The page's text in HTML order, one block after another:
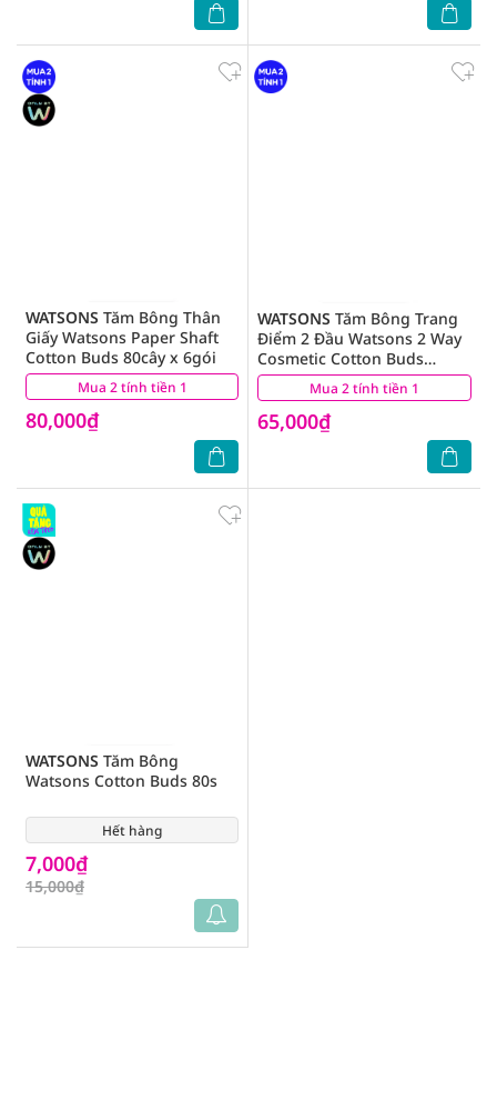
Mua 2 tính tiền 1
WATSONS Tăm Bông Thân
Giấy Watsons Paper Shaft
Cotton Buds 80cây x 6gói
80,000₫
(0) Mua 2 tính tiền 1
WATSONS Tăm Bông Trang
Điểm 2 Đầu Watsons 2 Way
Cosmetic Cotton Buds
200cây
65,000₫
(0)
Hết hàng
WATSONS Tăm Bông
Watsons Cotton Buds 80s
7,000₫
15,000₫
(8)